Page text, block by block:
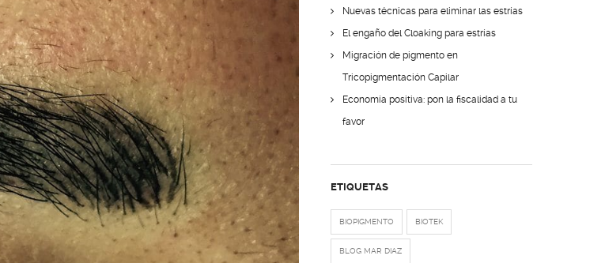
Nuevas técnicas para eliminar las estrías
El engaño del Cloaking para estrías
Migración de pigmento en
Tricopigmentación Capilar
Economía positiva: pon la fiscalidad a tu
favor
ETIQUETAS
BIOPIGMENTO BIOTEK
BLOG MAR DIAZ